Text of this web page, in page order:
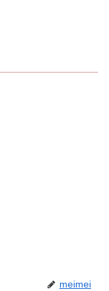
meimei